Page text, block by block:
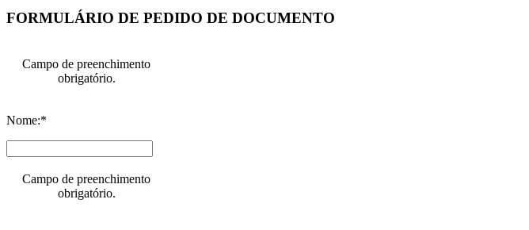
FORMULÁRIO DE PEDIDO DE DOCUMENTO
Campo de preenchimento
obrigatório.
Nome:*
Campo de preenchimento
obrigatório.